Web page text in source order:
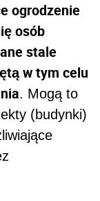
ogrodzenie
osób
stale
w tym celu
. Mogą to
(budynki)